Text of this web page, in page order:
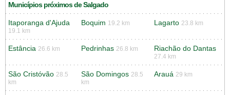
Municípios próximos de Salgado
Itaporanga d'Ajuda
19.1 km
Boquim 19.2 km Lagarto 23.8 km
Estância 26.6 km Pedrinhas 26.8 km Riachão do Dantas
27.4 km
São Cristóvão 28.5
km
São Domingos 28.5
km
Arauá 29 km